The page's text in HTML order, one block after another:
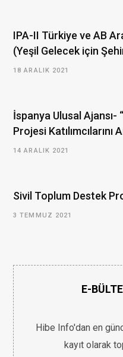
IPA-II Türkiye ve AB
(Yeşil Gelecek için
18 ARALIK 2021
İspanya Ulusal Ajansı-
Projesi Katılımcılarını
14 ARALIK 2021
Sivil Toplum Destek
3 TEMMUZ 2021
E-
Hibe Info'dan en
kayıt olarak